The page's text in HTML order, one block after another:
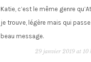
Katie, c’est le même genre
je trouve, légère mais qui
beau message.
29 janvier 2019 at 10